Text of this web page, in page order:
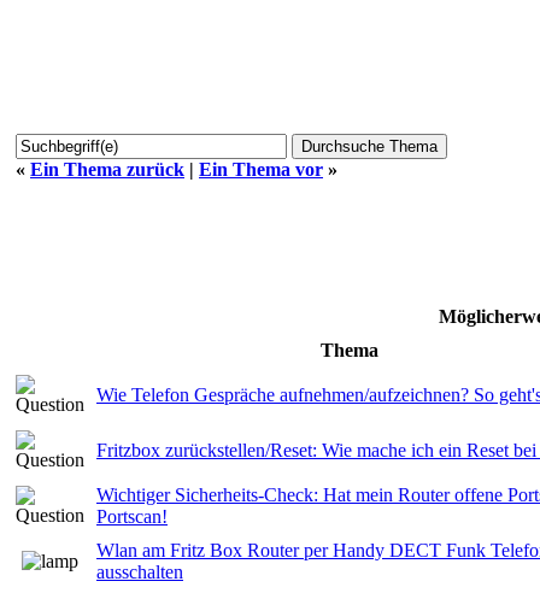
« Ein Thema zurück | Ein Thema vor »
Thema
Wie Telefon Gespräche aufnehmen/aufzeichnen? So
Fritzbox zurückstellen/Reset: Wie mache ich ein Reset
Wichtiger Sicherheits-Check: Hat mein Router offene
Portscan!
Wlan am Fritz Box Router per Handy DECT Funk
ausschalten